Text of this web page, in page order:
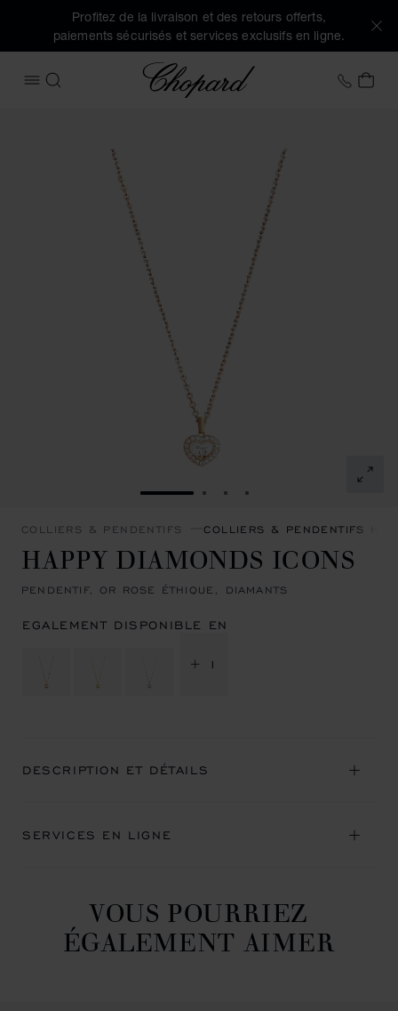
Profitez de la livraison et des retours offerts,
paiements sécurisés et services exclusifs en ligne.
OUVRIR LE MENU
RECHERCHER
Chopard +41
ALLER À LA DIAPOSITIVE 1
ALLER À LA DIAPOSITIVE
ALLER À LA
ALLER À LA
COLLIERS & PENDENTIFS COLLIERS & PENDENTIFS
HAPPY DIAMONDS ICONS
PENDENTIF, OR ROSE ÉTHIQUE, DIAMANTS
EGALEMENT DISPONIBLE EN
+ 1
DESCRIPTION ET DÉTAILS
SERVICES EN LIGNE
VOUS POURRIEZ
ÉGALEMENT AIMER